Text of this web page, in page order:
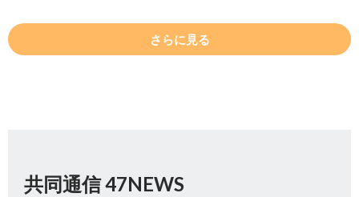
さらに見る
共同通信 47NEWS